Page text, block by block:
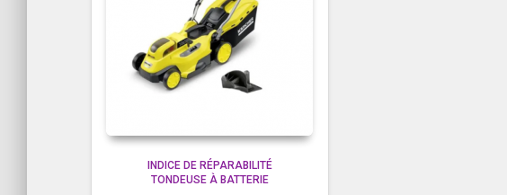
INDICE DE RÉPARABILITÉ
TONDEUSE À BATTERIE